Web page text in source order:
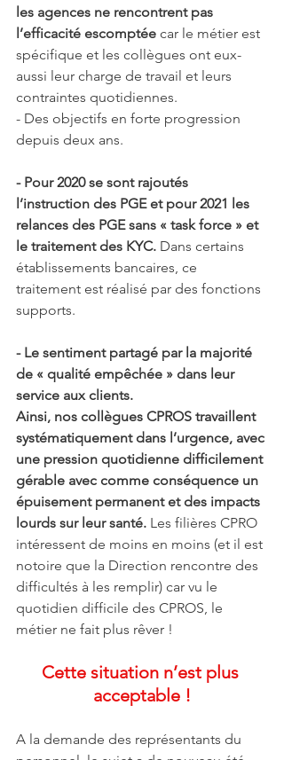
les agences ne rencontrent pas
l’efficacité escomptée car le métier est
spécifique et les collègues ont eux-
aussi leur charge de travail et leurs
contraintes quotidiennes.
- Des objectifs en forte progression
depuis deux ans.
- Pour 2020 se sont rajoutés
l’instruction des PGE et pour 2021 les
relances des PGE sans « task force » et
le traitement des KYC. Dans certains
établissements bancaires, ce
traitement est réalisé par des fonctions
supports.
- Le sentiment partagé par la majorité
de « qualité empêchée » dans leur
service aux clients.
Ainsi, nos collègues CPROS travaillent
systématiquement dans l’urgence, avec
une pression quotidienne difficilement
gérable avec comme conséquence un
épuisement permanent et des impacts
lourds sur leur santé. Les filières CPRO
intéressent de moins en moins (et il est
notoire que la Direction rencontre des
difficultés à les remplir) car vu le
quotidien difficile des CPROS, le
métier ne fait plus rêver !
Cette situation n’est plus
acceptable !
A la demande des représentants du